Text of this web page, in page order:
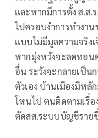
และหากมีการตั้ง ส.ส.
ไปครอบงำการทำงาน
แบบไม่มีมูลความจริง
หากมุ่งหวังจะลดทอน
อื่น ระวังจะกลายเป็น
ตัวเอง บ้านเมืองมีหลั
โหนไป ตนติดตามเรื่อ
ตัดสส.ระบบบัญชีราย